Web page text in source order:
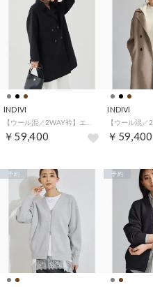
INDIVI
￥59,400
INDIVI
￥59,400
予約 予約